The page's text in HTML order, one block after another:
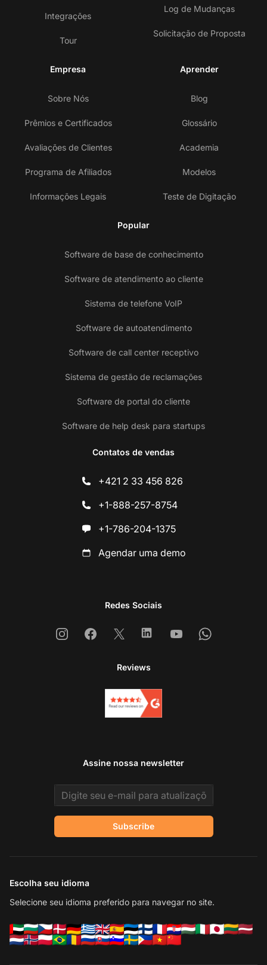
Integrações
Tour
Log de Mudanças
Solicitação de Proposta
Empresa
Sobre Nós
Prêmios e Certificados
Avaliações de Clientes
Programa de Afiliados
Informações Legais
Aprender
Blog
Glossário
Academia
Modelos
Teste de Digitação
Popular
Software de base de conhecimento
Software de atendimento ao cliente
Sistema de telefone VoIP
Software de autoatendimento
Software de call center receptivo
Sistema de gestão de reclamações
Software de portal do cliente
Software de help desk para startups
Contatos de vendas
+421 2 33 456 826
+1-888-257-8754
+1-786-204-1375
Agendar uma demo
Redes Sociais
InstagramFacebook
X LinkedinYoutubeWhatsapp
Reviews
Assine nossa newsletter
Email address
Subscribe
Escolha seu idioma
Selecione seu idioma preferido para navegar no site.